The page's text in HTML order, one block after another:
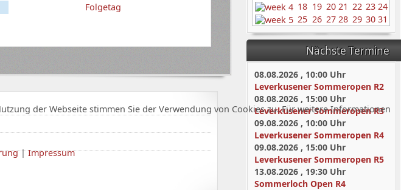
18 19 20 21 22 23 24
25 26 27 28 29 30 31
Nächste Termine
08.08.2026, 10:00Uhr
Leverkusener Sommeropen R2
08.08.2026, 15:00Uhr
Leverkusener Sommeropen R3
09.08.2026, 10:00Uhr
Leverkusener Sommeropen R4
09.08.2026, 15:00Uhr
Leverkusener Sommeropen R5
13.08.2026, 19:30Uhr
Sommerloch Open R4
Folgetag
der Webseite stimmen Sie der Verwendung von Cookies zu. Für weitere Informationen
|Impressum